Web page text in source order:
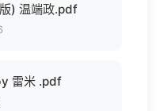
) 温端政.pdf
雷米 .pdf